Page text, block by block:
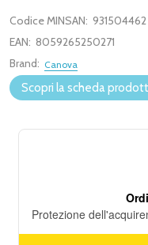
Codice MINSAN: 931504462
EAN: 8059265250271
Brand: Canova
Scopri la scheda